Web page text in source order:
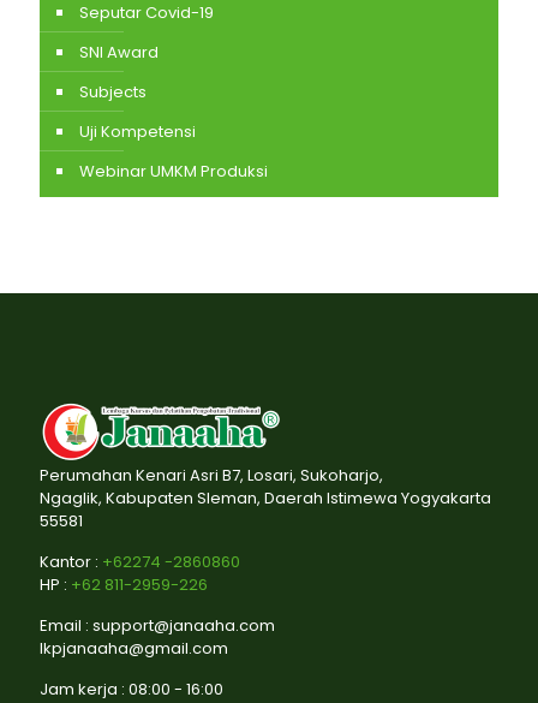
Seputar Covid-19
SNI Award
Subjects
Uji Kompetensi
Webinar UMKM Produksi
Perumahan Kenari Asri B7, Losari, Sukoharjo,
Ngaglik, Kabupaten Sleman, Daerah Istimewa Yogyakarta
55581
Kantor : +62274 -2860860
HP : +62 811-2959-226
Email : support@janaaha.com
lkpjanaaha@gmail.com
Jam kerja : 08:00 - 16:00